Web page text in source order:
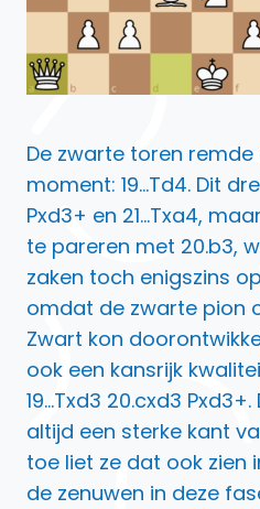
De zwarte toren
moment: 19…Td4. Dit
Pxd3+ en 21…Txa4,
te pareren met 20.b3,
zaken toch enigszins
omdat de zwarte pion
Zwart kon
ook een kansrijk
19…Txd3 20.cxd3
altijd een sterke kant
toe liet ze dat ook zien
de zenuwen in deze